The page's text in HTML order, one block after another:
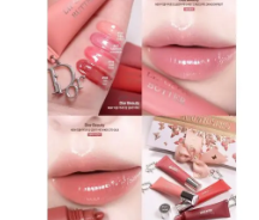
后台新品